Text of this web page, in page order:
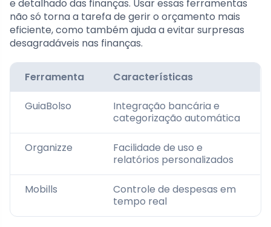
e detalhado das finanças. Usar essas ferramentas
não só torna a tarefa de gerir o orçamento mais
eficiente, como também ajuda a evitar surpresas
desagradáveis nas finanças.
Ferramenta Características
GuiaBolso
Integração bancária e
categorização automática
Organizze
Facilidade de uso e
relatórios personalizados
Mobills
Controle de despesas em
tempo real